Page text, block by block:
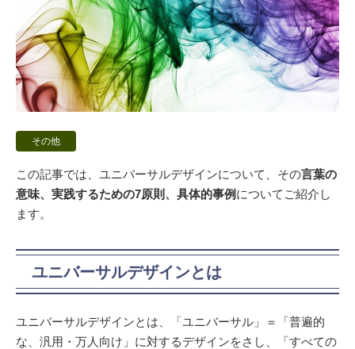
その他
この記事では、ユニバーサルデザインについて、その言葉の
意味、実践するための7原則、具体的事例 についてご紹介し
ます。
ユニバーサルデザインとは
ユニバーサルデザインとは、「ユニバーサル」＝「普遍的
な、汎用・万人向け」に対するデザインをさし、「すべての